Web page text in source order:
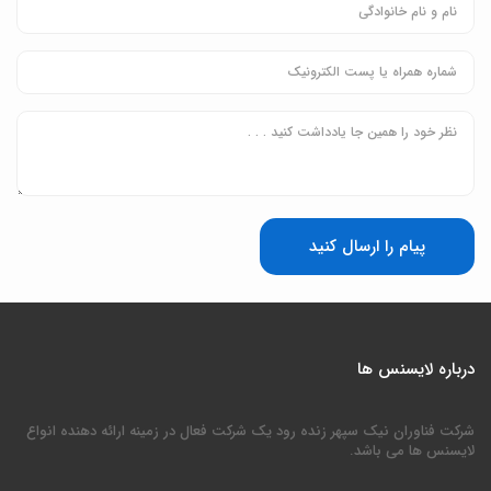
پیام را ارسال کنید
درباره لایسنس ها
شرکت فناوران نیک سپهر زنده رود یک شرکت فعال در زمینه ارائه دهنده انواع
لایسنس ها می باشد.